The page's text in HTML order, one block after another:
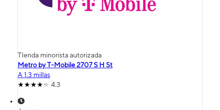
TIenda minorista autorizada
Metro by T-Mobile 2707 S H St
A 1.3 millas
4.3